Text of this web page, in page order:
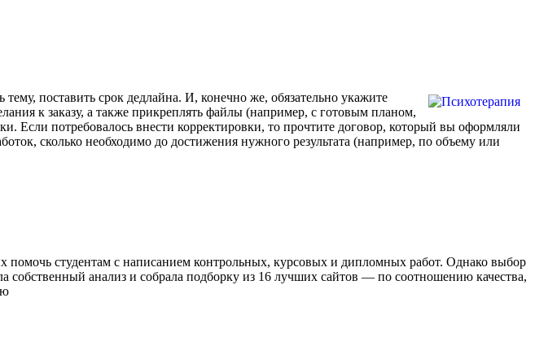
тему, поставить срок дедлайна. И, конечно же, обязательно укажите
к заказу, а также прикреплять файлы (например, с готовым планом,
Если потребовалось внести корректировки, то прочтите договор, который вы оформляли
сколько необходимо до достижения нужного результата (например, по объему или
помочь студентам с написанием контрольных, курсовых и дипломных работ. Однако выбор
собственный анализ и собрала подборку из 16 лучших сайтов — по соотношению качества,